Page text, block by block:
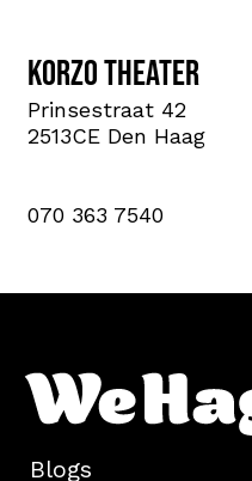
Korzo theater
Prinsestraat 42
2513CE Den Haag
070 363 7540
Blogs